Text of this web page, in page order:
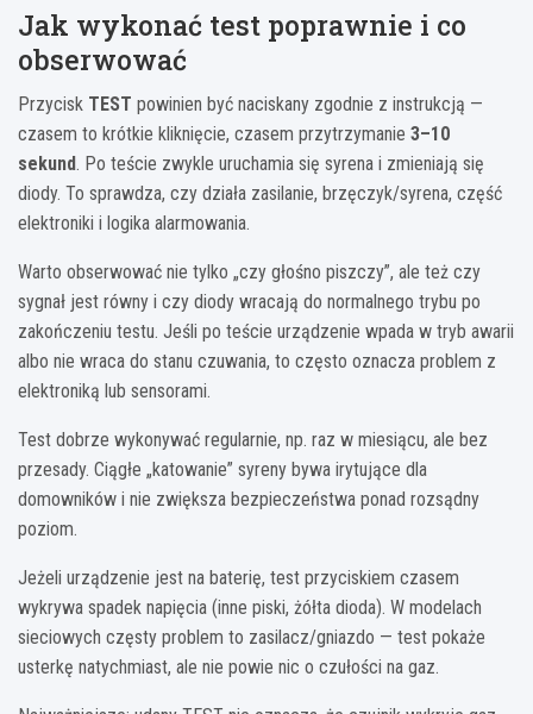
Jak wykonać test poprawnie i co
obserwować
Przycisk TEST powinien być naciskany zgodnie z instrukcją —
czasem to krótkie kliknięcie, czasem przytrzymanie 3–10
sekund. Po teście zwykle uruchamia się syrena i zmieniają się
diody. To sprawdza, czy działa zasilanie, brzęczyk/syrena, część
elektroniki i logika alarmowania.
Warto obserwować nie tylko „czy głośno piszczy”, ale też czy
sygnał jest równy i czy diody wracają do normalnego trybu po
zakończeniu testu. Jeśli po teście urządzenie wpada w tryb awarii
albo nie wraca do stanu czuwania, to często oznacza problem z
elektroniką lub sensorami.
Test dobrze wykonywać regularnie, np. raz w miesiącu, ale bez
przesady. Ciągłe „katowanie” syreny bywa irytujące dla
domowników i nie zwiększa bezpieczeństwa ponad rozsądny
poziom.
Jeżeli urządzenie jest na baterię, test przyciskiem czasem
wykrywa spadek napięcia (inne piski, żółta dioda). W modelach
sieciowych częsty problem to zasilacz/gniazdo — test pokaże
usterkę natychmiast, ale nie powie nic o czułości na gaz.